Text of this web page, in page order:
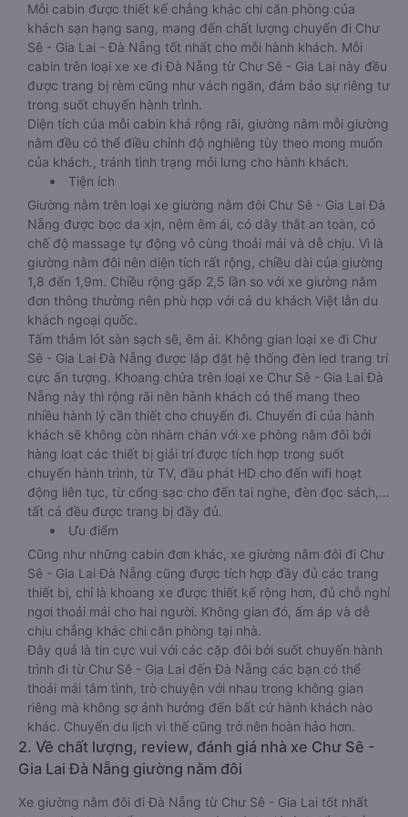
Mỗi cabin được thiết kế chẳng khác chi căn phòng của
khách sạn hạng sang, mang đến chất lượng chuyến đi Chư
Sê - Gia Lai - Đà Nẵng tốt nhất cho mỗi hành khách. Mỗi
cabin trên loại xe xe đi Đà Nẵng từ Chư Sê - Gia Lai này đều
được trang bị rèm cũng như vách ngăn, đảm bảo sự riêng tư
trong suốt chuyến hành trình.
Diện tích của mỗi cabin khá rộng rãi, giường nằm mỗi giường
nằm đều có thể điều chỉnh độ nghiêng tùy theo mong muốn
của khách., tránh tình trạng mỏi lưng cho hành khách.
Tiện ích
Giường nằm trên loại xe giường nằm đôi Chư Sê - Gia Lai Đà
Nẵng được bọc da xịn, nệm êm ái, có dây thắt an toàn, có
chế độ massage tự động vô cùng thoải mái và dễ chịu. Vì là
giường nằm đôi nên diện tích rất rộng, chiều dài của giường
1,8 đến 1,9m. Chiều rộng gấp 2,5 lần so với xe giường nằm
đơn thông thường nên phù hợp với cả du khách Việt lẫn du
khách ngoại quốc.
Tấm thảm lót sàn sạch sẽ, êm ái. Không gian loại xe đi Chư
Sê - Gia Lai Đà Nẵng được lắp đặt hệ thống đèn led trang trí
cực ấn tượng. Khoang chứa trên loại xe Chư Sê - Gia Lai Đà
Nẵng này thì rộng rãi nên hành khách có thể mang theo
nhiều hành lý cần thiết cho chuyến đi. Chuyến đi của hành
khách sẽ không còn nhàm chán với xe phòng nằm đôi bởi
hàng loạt các thiết bị giải trí được tích hợp trong suốt
chuyến hành trình, từ TV, đầu phát HD cho đến wifi hoạt
động liên tục, từ cổng sạc cho đến tai nghe, đèn đọc sách,…
tất cả đều được trang bị đầy đủ.
Ưu điểm
Cũng như những cabin đơn khác, xe giường nằm đôi đi Chư
Sê - Gia Lai Đà Nẵng cũng được tích hợp đầy đủ các trang
thiết bị, chỉ là khoang xe được thiết kế rộng hơn, đủ chỗ nghỉ
ngơi thoải mái cho hai người. Không gian đó, ấm áp và dễ
chịu chẳng khác chi căn phòng tại nhà.
Đây quả là tin cực vui với các cặp đôi bởi suốt chuyến hành
trình đi từ Chư Sê - Gia Lai đến Đà Nẵng các bạn có thể
thoải mái tâm tình, trò chuyện với nhau trong không gian
riêng mà không sợ ảnh hưởng đến bất cứ hành khách nào
khác. Chuyến du lịch vì thế cũng trở nên hoàn hảo hơn.
2. Về chất lượng, review, đánh giá nhà xe Chư Sê -
Gia Lai Đà Nẵng giường nằm đôi
Xe giường nằm đôi đi Đà Nẵng từ Chư Sê - Gia Lai tốt nhất